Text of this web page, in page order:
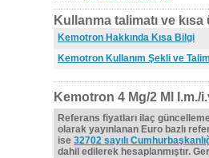
Kullanma talimatı ve
Kemotron Hakkında Kısa Bilgi
Kemotron Kullanım Şekli ve
Kemotron 4 Mg/2 Ml
Referans fiyatları ilaç
olarak yayınlanan Euro bazlı
ise 32702 sayılı
dahil edilerek hesaplanmıştır.